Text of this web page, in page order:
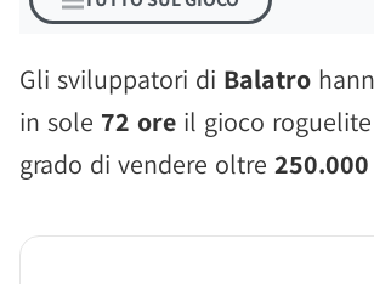
Gli sviluppatori di Balatro
in sole 72 ore il gioco
grado di vendere oltre